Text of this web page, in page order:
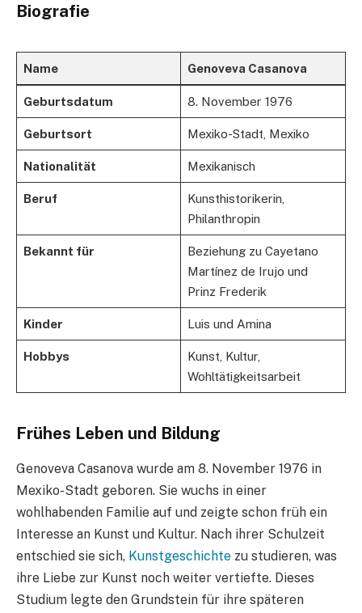
Biografie
Name Genoveva Casanova
Geburtsdatum 8. November 1976
Geburtsort Mexiko-Stadt, Mexiko
Nationalität Mexikanisch
Beruf
Kunsthistorikerin,
Philanthropin
Bekannt für
Beziehung zu Cayetano
Martínez de Irujo und
Prinz Frederik
Kinder Luis und Amina
Hobbys
Kunst, Kultur,
Wohltätigkeitsarbeit
Frühes Leben und Bildung
Genoveva Casanova wurde am 8. November 1976 in
Mexiko-Stadt geboren. Sie wuchs in einer
wohlhabenden Familie auf und zeigte schon früh ein
Interesse an Kunst und Kultur. Nach ihrer Schulzeit
entschied sie sich, Kunstgeschichte zu studieren, was
ihre Liebe zur Kunst noch weiter vertiefte. Dieses
Studium legte den Grundstein für ihre späteren